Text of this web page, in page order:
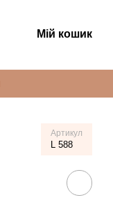
Мій кошик
Артикул
L 588